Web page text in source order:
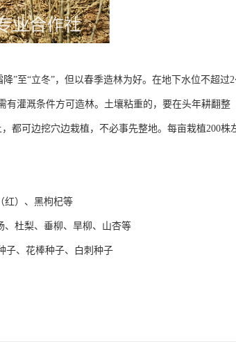
”至“立冬”，但以春季造林为好。在地下水位不超过
有灌溉条件方可造林。土壤粘重的，要在头年耕翻整
都可边挖穴边栽植，不必事先整地。每亩栽植200株
红）、黑枸杞等
、杜梨、垂柳、旱柳、山杏等
子、花棒种子、白刺种子